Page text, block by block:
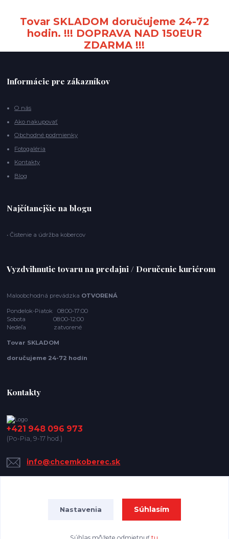
Tovar SKLADOM doručujeme 24-72
hodin. !!! DOPRAVA NAD 150EUR
ZDARMA !!!
Informácie pre zákazníkov
O nás
Ako nakupovať
Obchodné podmienky
Fotogaléria
Kontakty
Blog
Najčítanejšie na blogu
• Čistenie a údržba kobercov
Vyzdvihnutie tovaru na predajni / Doručenie kuriérom
Maloobchodná prevádzka OTVORENÁ
Pondelok-Piatok 08:00-17:00
Sobota 08:00-12:00
Nedeľa zatvorené
Tovar SKLADOM
doručujeme 24-72 hodín
Kontakty
+421 948 096 973
(Po-Pia, 9-17 hod.)
info@chcemkoberec.sk
Nastavenia Súhlasím